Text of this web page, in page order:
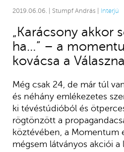
2019.06.06. | Stumpf András | Interjú
„Karácsony akkor
ha…” – a
kovácsa a
Még csak 24, de már túl
és néhány emlékezetes
ki tévéstúdióból és
rögtönzött a
köztévében, a Momentum
mégsem látványos akciói